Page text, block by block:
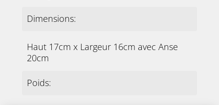
Dimensions:
Haut 17cm x Largeur 16cm avec Anse
20cm
Poids: